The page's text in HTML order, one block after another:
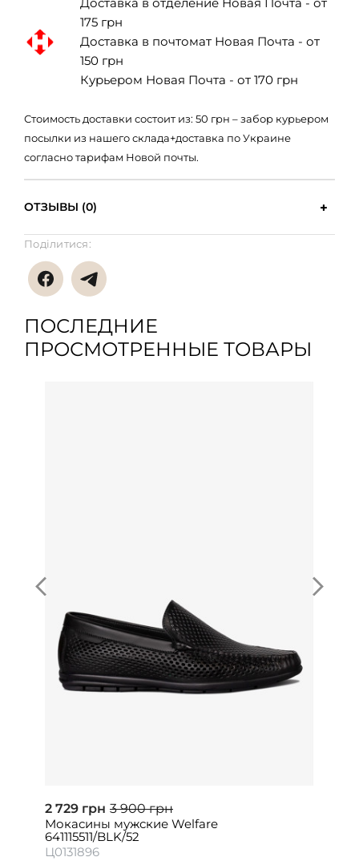
Доставка в отделение Новая Почта - от
175 грн
Доставка в почтомат Новая Почта - от
150 грн
Курьером Новая Почта - от 170 грн
Стоимость доставки состоит из: 50 грн – забор курьером
посылки из нашего склада+доставка по Украине
согласно тарифам Новой почты.
ОТЗЫВЫ (0)
Поділитися:
ПОСЛЕДНИЕ
ПРОСМОТРЕННЫЕ ТОВАРЫ
2 729 грн 3 900 грн
Мокасины мужские Welfare
641115511/BLK/52
Ц0131896